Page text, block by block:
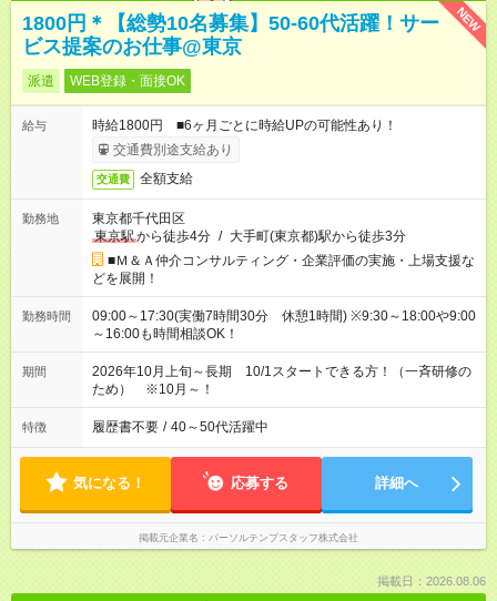
NEW
1800円＊【総勢10名募集】50-60代活躍！サー
ビス提案のお仕事@東京
派遣 WEB登録・面接OK
給与
時給1800円 ■6ヶ月ごとに時給UPの可能性あり！
交通費別途支給あり
交通費 全額支給
勤務地
東京都千代田区
東京駅から徒歩4分 / 大手町(東京都)駅から徒歩3分
■Ｍ＆Ａ仲介コンサルティング・企業評価の実施・上場支援な
どを展開！
勤務時間
09:00～17:30(実働7時間30分 休憩1時間) ※9:30～18:00や9:00
～16:00も時間相談OK！
期間
2026年10月上旬～長期 10/1スタートできる方！（一斉研修の
ため） ※10月～！
特徴 履歴書不要 / 40～50代活躍中
気になる！ 応募する 詳細へ
掲載元企業名 パーソルテンプスタッフ株式会社
掲載日：2026.08.06